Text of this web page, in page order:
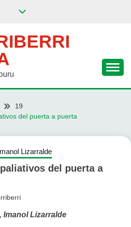
19
del puerta a puerta
Lizarralde
del puerta a
Imanol Lizarralde